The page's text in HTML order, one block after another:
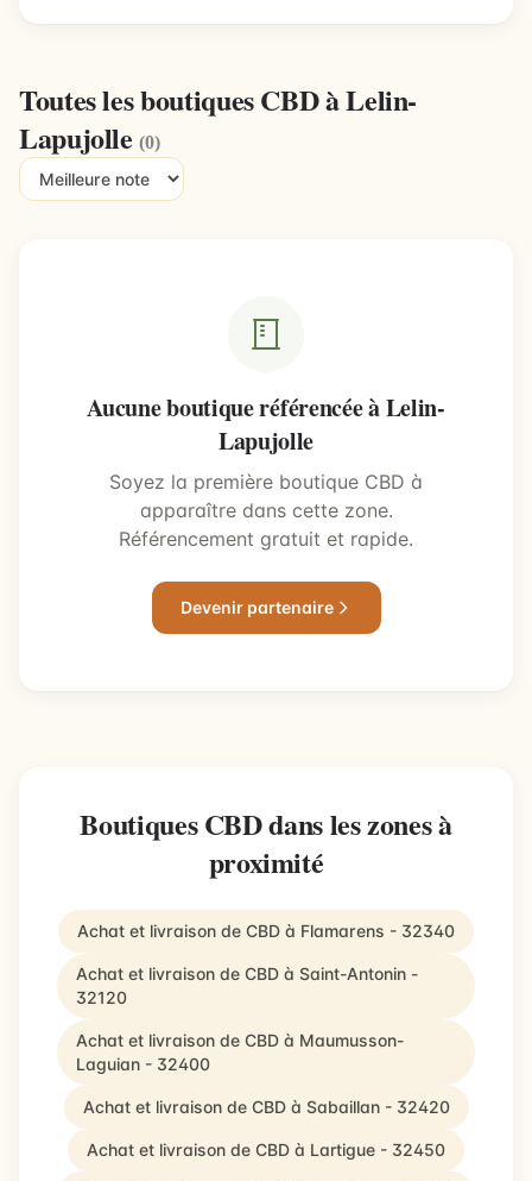
Toutes les boutiques CBD à Lelin-
Lapujolle(0)
Aucune boutique référencée à Lelin-
Lapujolle
Soyez la première boutique CBD à
apparaître dans cette zone.
Référencement gratuit et rapide.
Devenir partenaire
Boutiques CBD dans les zones à
proximité
Achat et livraison de CBD à Flamarens - 32340
Achat et livraison de CBD à Saint-Antonin -
32120
Achat et livraison de CBD à Maumusson-
Laguian - 32400
Achat et livraison de CBD à Sabaillan - 32420
Achat et livraison de CBD à Lartigue - 32450